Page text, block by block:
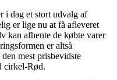
i dag et stort udvalg af
er lige nu at få afleveret
kan afhente de købte varer
er altså
mest prisbevidste
cirkel-Rød.